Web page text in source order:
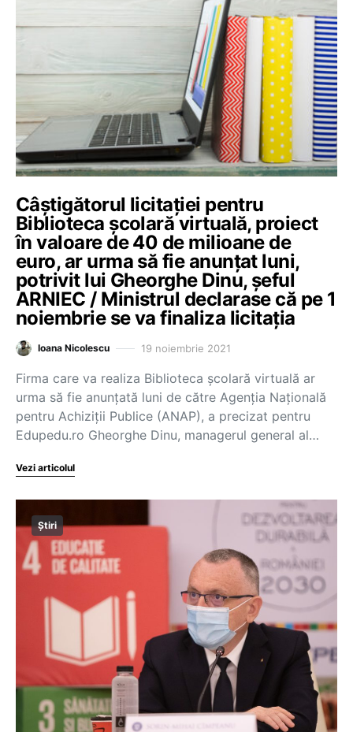
Câștigătorul licitației pentru
Biblioteca școlară virtuală, proiect
în valoare de 40 de milioane de
euro, ar urma să fie anunțat luni,
potrivit lui Gheorghe Dinu, șeful
ARNIEC / Ministrul declarase că pe 1
noiembrie se va finaliza licitația
Ioana Nicolescu 19 noiembrie 2021
Firma care va realiza Biblioteca școlară virtuală ar
urma să fie anunțată luni de către Agenția Națională
pentru Achiziții Publice (ANAP), a precizat pentru
Edupedu.ro Gheorghe Dinu, managerul general al…
Vezi articolul
Știri